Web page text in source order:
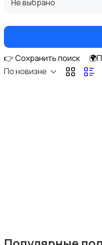
Оргтехника и
Не выбрано
👉 Сохранить поиск
По новизне